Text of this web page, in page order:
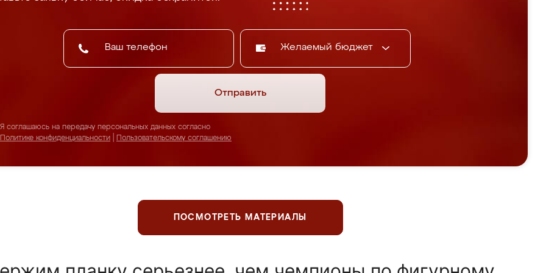
Желаемый бюджет
Отправить
Я соглашаюсь на передачу персональных данных согласно
Политике конфиденциальности
Пользовательскому соглашению
ПОСМОТРЕТЬ МАТЕРИАЛЫ